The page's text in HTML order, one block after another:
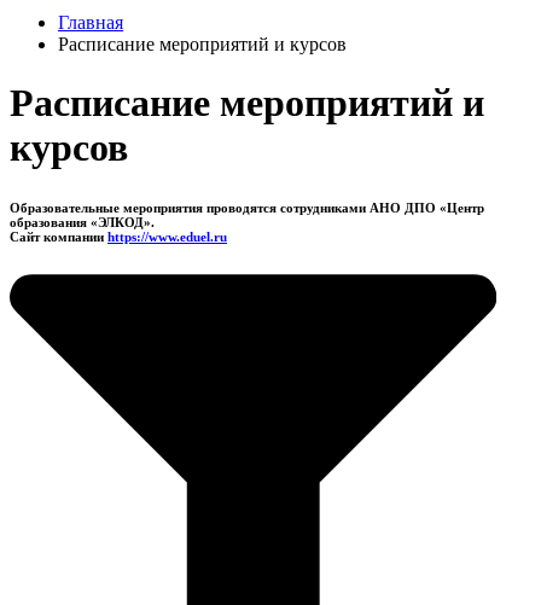
Главная
Расписание мероприятий и курсов
Расписание мероприятий и
курсов
Образовательные мероприятия проводятся сотрудниками АНО ДПО «Центр
образования «ЭЛКОД».
Сайт компании https://www.eduel.ru